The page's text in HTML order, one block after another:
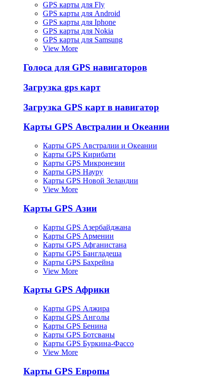
GPS карты для Fly
GPS карты для Android
GPS карты для Iphone
GPS карты для Nokia
GPS карты для Samsung
View More
Голоса для GPS навигаторов
Загрузка gps карт
Загрузка GPS карт в навигатор
Карты GPS Австралии и Океании
Карты GPS Австралии и Океании
Карты GPS Кирибати
Карты GPS Микронезии
Карты GPS Науру
Карты GPS Новой Зеландии
View More
Карты GPS Азии
Карты GPS Азербайджана
Карты GPS Армении
Карты GPS Афганистана
Карты GPS Бангладеша
Карты GPS Бахрейна
View More
Карты GPS Африки
Карты GPS Алжира
Карты GPS Анголы
Карты GPS Бенина
Карты GPS Ботсваны
Карты GPS Буркина-Фассо
View More
Карты GPS Европы